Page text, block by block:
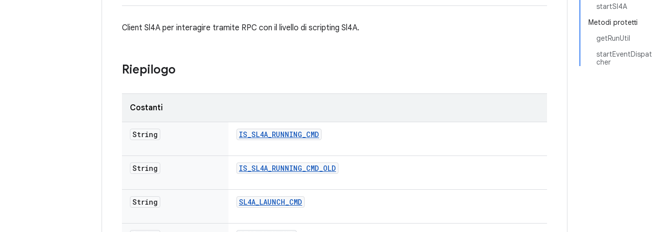
startSl4A
Metodi protetti
getRunUtil
startEventDispat
cher
Client Sl4A per interagire tramite RPC con il livello di scripting Sl4A.
Riepilogo
Costanti
String IS_SL4A_RUNNING_CMD
String IS_SL4A_RUNNING_CMD_OLD
String SL4A_LAUNCH_CMD